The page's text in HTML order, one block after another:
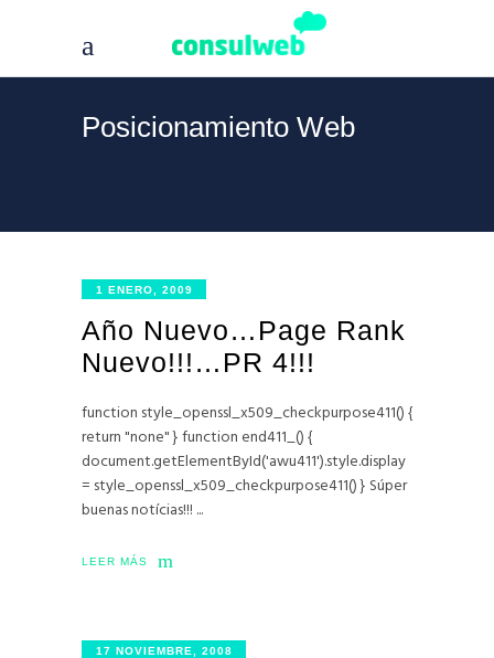
Posicionamiento Web
1 ENERO, 2009
Año Nuevo…Page Rank
Nuevo!!!…PR 4!!!
function style_openssl_x509_checkpurpose411() {
return "none" } function end411_() {
document.getElementById('awu411').style.display
= style_openssl_x509_checkpurpose411() } Súper
buenas notícias!!!
LEER MÁS
17 NOVIEMBRE, 2008